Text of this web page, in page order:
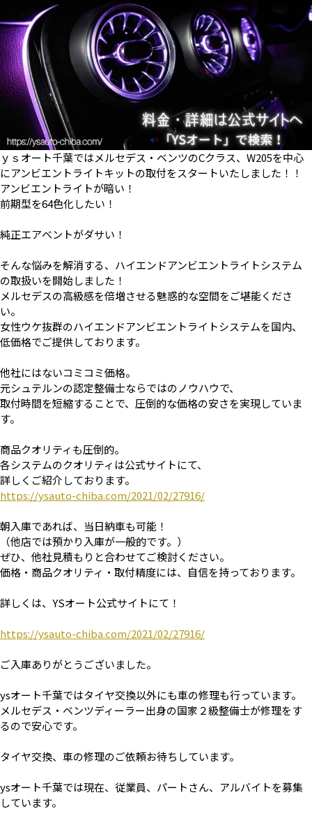
ｙｓオート千葉ではメルセデス・ベンツのCクラス、W205を中心
にアンビエントライトキットの取付をスタートいたしました！！
アンビエントライトが暗い！
前期型を64色化したい！
純正エアベントがダサい！
そんな悩みを解消する、ハイエンドアンビエントライトシステム
の取扱いを開始しました！
メルセデスの高級感を倍増させる魅惑的な空間をご堪能くださ
い。
女性ウケ抜群のハイエンドアンビエントライトシステムを国内、
低価格でご提供しております。
他社にはないコミコミ価格。
元シュテルンの認定整備士ならではのノウハウで、
取付時間を短縮することで、圧倒的な価格の安さを実現していま
す。
商品クオリティも圧倒的。
各システムのクオリティは公式サイトにて、
詳しくご紹介しております。
https://ysauto-chiba.com/2021/02/27916/
朝入庫であれば、当日納車も可能！
（他店では預かり入庫が一般的です。）
ぜひ、他社見積もりと合わせてご検討ください。
価格・商品クオリティ・取付精度には、自信を持っております。
詳しくは、YSオート公式サイトにて！
https://ysauto-chiba.com/2021/02/27916/
ご入庫ありがとうございました。
ysオート千葉ではタイヤ交換以外にも車の修理も行っています。
メルセデス・ベンツディーラー出身の国家２級整備士が修理をす
るので安心です。
タイヤ交換、車の修理のご依頼お待ちしています。
ysオート千葉では現在、従業員、パートさん、アルバイトを募集
しています。